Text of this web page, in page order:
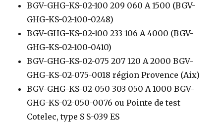
BGV-GHG-KS-02-100 209 060 A 1500 (BGV-
GHG-KS-02-100-0248)
BGV-GHG-KS-02-100 233 106 A 4000 (BGV-
GHG-KS-02-100-0410)
BGV-GHG-KS-02-075 207 120 A 2000 BGV-
GHG-KS-02-075-0018 région Provence (Aix)
BGV-GHG-KS-02-050 303 050 A 1000 BGV-
GHG-KS-02-050-0076 ou Pointe de test
Cotelec, type S S-039 ES